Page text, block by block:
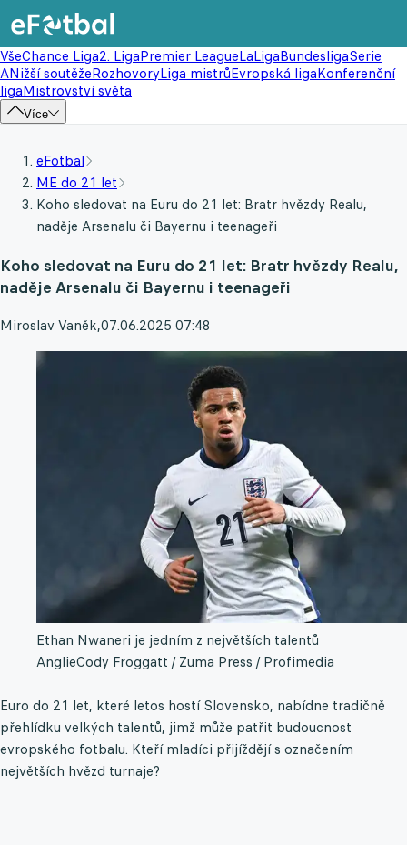
VšeChance Liga2. LigaPremier LeagueLaLigaBundesligaSerie
ANižší soutěžeRozhovoryLiga mistrůEvropská ligaKonferenční
ligaMistrovství světa
Více
eFotbal
ME do 21 let
Koho sledovat na Euru do 21 let: Bratr hvězdy Realu,
naděje Arsenalu či Bayernu i teenageři
Koho sledovat na Euru do 21 let: Bratr hvězdy Realu,
naděje Arsenalu či Bayernu i teenageři
Miroslav Vaněk,07.06.2025 07:48
Ethan Nwaneri je jedním z největších talentů
AnglieCody Froggatt / Zuma Press / Profimedia
Euro do 21 let, které letos hostí Slovensko, nabídne tradičně
přehlídku velkých talentů, jimž může patřit budoucnost
evropského fotbalu. Kteří mladíci přijíždějí s označením
největších hvězd turnaje?